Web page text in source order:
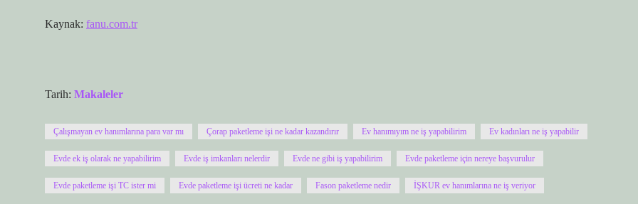
Kaynak: fanu.com.tr
Tarih: Makaleler
Çalışmayan ev hanımlarına para var mı Çorap paketleme işi ne kadar kazandırır Ev hanımıyım ne iş yapabilirim Ev kadınları ne iş yapabilir
Evde ek iş olarak ne yapabilirim Evde iş imkanları nelerdir Evde ne gibi iş yapabilirim Evde paketleme için nereye başvurulur
Evde paketleme işi TC ister mi Evde paketleme işi ücreti ne kadar Fason paketleme nedir İŞKUR ev hanımlarına ne iş veriyor